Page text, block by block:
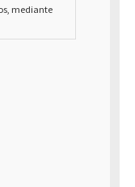
mediante